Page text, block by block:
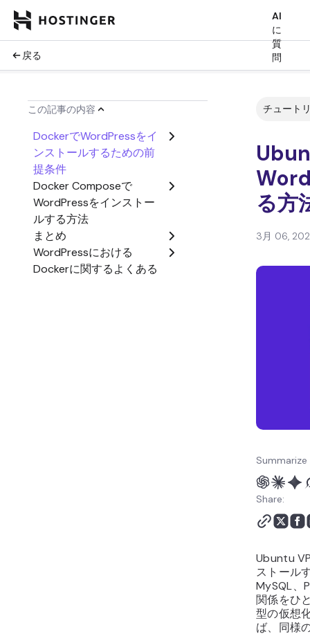
AI
に
質
問
戻る
この記事の内容
DockerでWordPressをイ
ンストールするための前
提条件
Docker Composeで
WordPressをインストー
ルする方法
まとめ
WordPressにおける
Dockerに関するよくある
チュート
る方
3月 06,
Share:
Ubuntu
ストール
MySQL、
関係をひ
型の仮想
ば、同様